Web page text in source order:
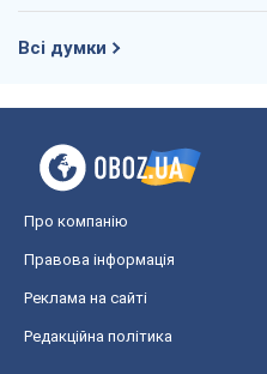
Всі думки
Про компанію
Правова інформація
Реклама на сайті
Редакційна політика